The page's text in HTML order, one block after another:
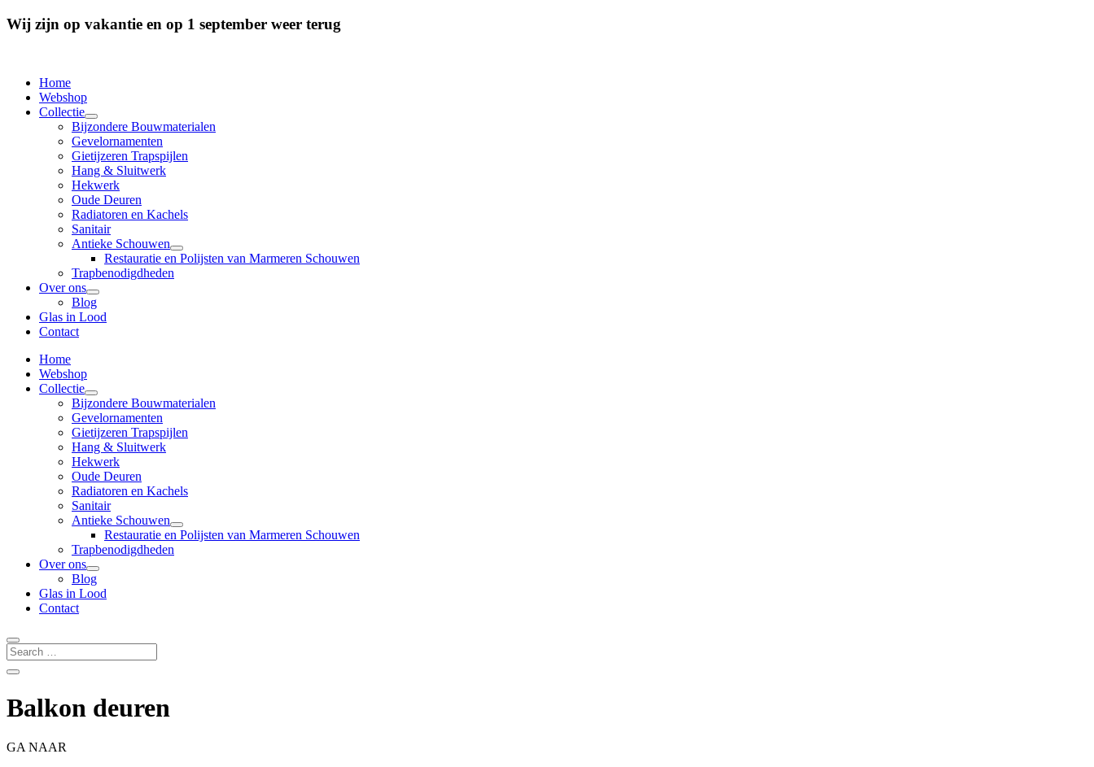
Wij zijn op vakantie en op 1 september weer terug
Home
Webshop
Collectie
Bijzondere Bouwmaterialen
Gevelornamenten
Gietijzeren Trapspijlen
Hang & Sluitwerk
Hekwerk
Oude Deuren
Radiatoren en Kachels
Sanitair
Antieke Schouwen
Restauratie en Polijsten van Marmeren Schouwen
Trapbenodigdheden
Over ons
Blog
Glas in Lood
Contact
Home
Webshop
Collectie
Bijzondere Bouwmaterialen
Gevelornamenten
Gietijzeren Trapspijlen
Hang & Sluitwerk
Hekwerk
Oude Deuren
Radiatoren en Kachels
Sanitair
Antieke Schouwen
Restauratie en Polijsten van Marmeren Schouwen
Trapbenodigdheden
Over ons
Blog
Glas in Lood
Contact
Balkon deuren
GA NAAR